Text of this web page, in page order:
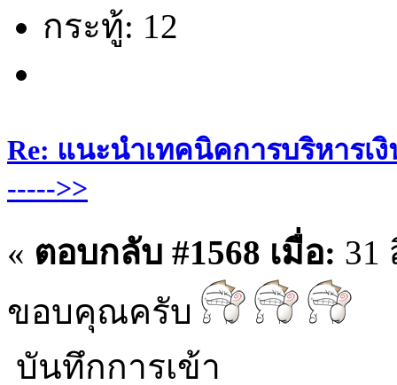
กระทู้: 12
Re: แนะนำเทคนิคการบริหาร
----->>
« ตอบกลับ #1568 เมื่อ: 31
ขอบคุณครับ
บันทึกการเข้า